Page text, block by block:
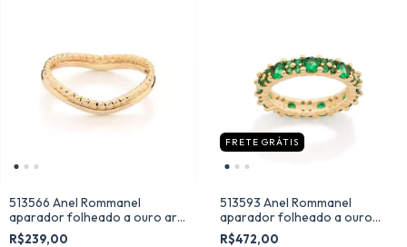
513566 Anel Rommanel
aparador folheado a ouro aro
duplo ondulado
R$239,00
FRETE GRÁTIS
513593 Anel Rommanel
aparador folheado a ouro
com zircônias verdes
R$472,00